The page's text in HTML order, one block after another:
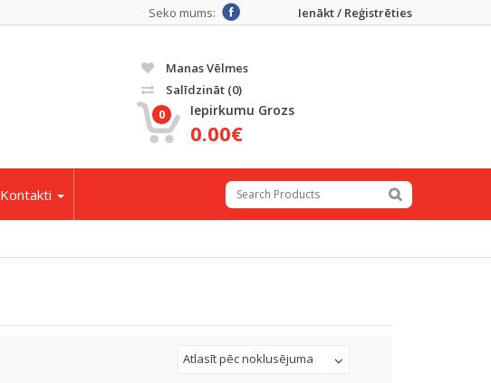
Ienākt / Reģistrēties
Seko mums:
Manas Vēlmes
Salīdzināt (0)
0 Iepirkumu Grozs
0.00€
Kontakti
Atlasīt pēc noklusējuma